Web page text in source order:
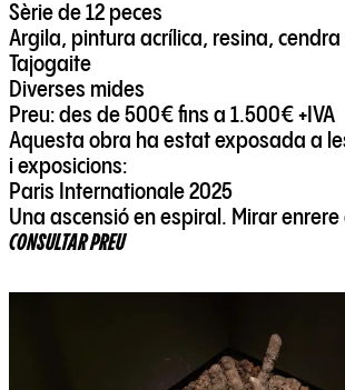
Sèrie de 12 peces
Argila, pintura acrílica, resina,
Tajogaite
Diverses mides
Preu: des de 500€ fins a 1.500€ +IVA
Aquesta obra ha estat exposada a
i exposicions:
Paris Internationale 2025
Una ascensió en espiral. Mirar enrere
CONSULTAR PREU